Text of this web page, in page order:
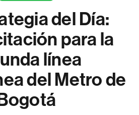
del Día:
para la
línea
del Metro de